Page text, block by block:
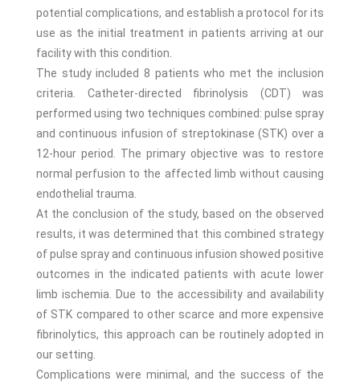
potential complications, and establish a protocol for its
use as the initial treatment in patients arriving at our
facility with this condition.
The study included 8 patients who met the inclusion
criteria. Catheter-directed fibrinolysis (CDT) was
performed using two techniques combined: pulse spray
and continuous infusion of streptokinase (STK) over a
12-hour period. The primary objective was to restore
normal perfusion to the affected limb without causing
endothelial trauma.
At the conclusion of the study, based on the observed
results, it was determined that this combined strategy
of pulse spray and continuous infusion showed positive
outcomes in the indicated patients with acute lower
limb ischemia. Due to the accessibility and availability
of STK compared to other scarce and more expensive
fibrinolytics, this approach can be routinely adopted in
our setting.
Complications were minimal, and the success of the